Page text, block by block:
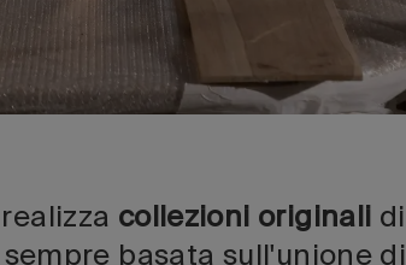
collezioni originali di
sempre basata sull'unione di